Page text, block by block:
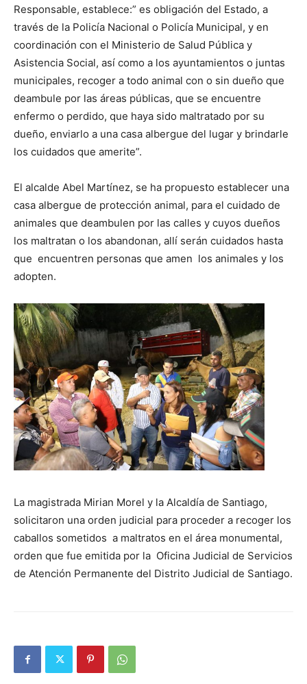
Responsable, establece:” es obligación del Estado, a
través de la Policía Nacional o Policía Municipal, y en
coordinación con el Ministerio de Salud Pública y
Asistencia Social, así como a los ayuntamientos o juntas
municipales, recoger a todo animal con o sin dueño que
deambule por las áreas públicas, que se encuentre
enfermo o perdido, que haya sido maltratado por su
dueño, enviarlo a una casa albergue del lugar y brindarle
los cuidados que amerite”.
El alcalde Abel Martínez, se ha propuesto establecer una
casa albergue de protección animal, para el cuidado de
animales que deambulen por las calles y cuyos dueños
los maltratan o los abandonan, allí serán cuidados hasta
que encuentren personas que amen los animales y los
adopten.
La magistrada Mirian Morel y la Alcaldía de Santiago,
solicitaron una orden judicial para proceder a recoger los
caballos sometidos a maltratos en el área monumental,
orden que fue emitida por la Oficina Judicial de Servicios
de Atención Permanente del Distrito Judicial de Santiago.